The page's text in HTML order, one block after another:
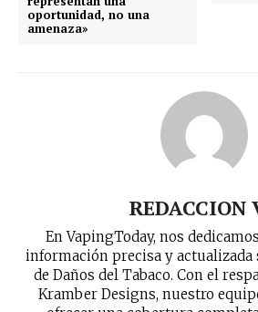
oportunidad, no una
amenaza»
REDACCION
En VapingToday, nos
información precisa y actualizada
de Daños del Tabaco. Con el
Kramber Designs, nuestro